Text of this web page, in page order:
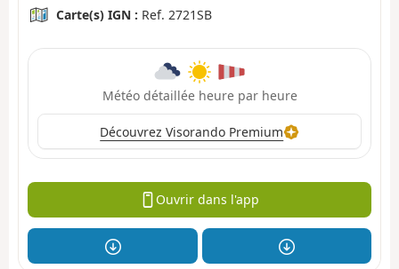
Carte(s) IGN : Ref. 2721SB
Météo détaillée heure par heure
Découvrez Visorando Premium
Ouvrir dans l'app